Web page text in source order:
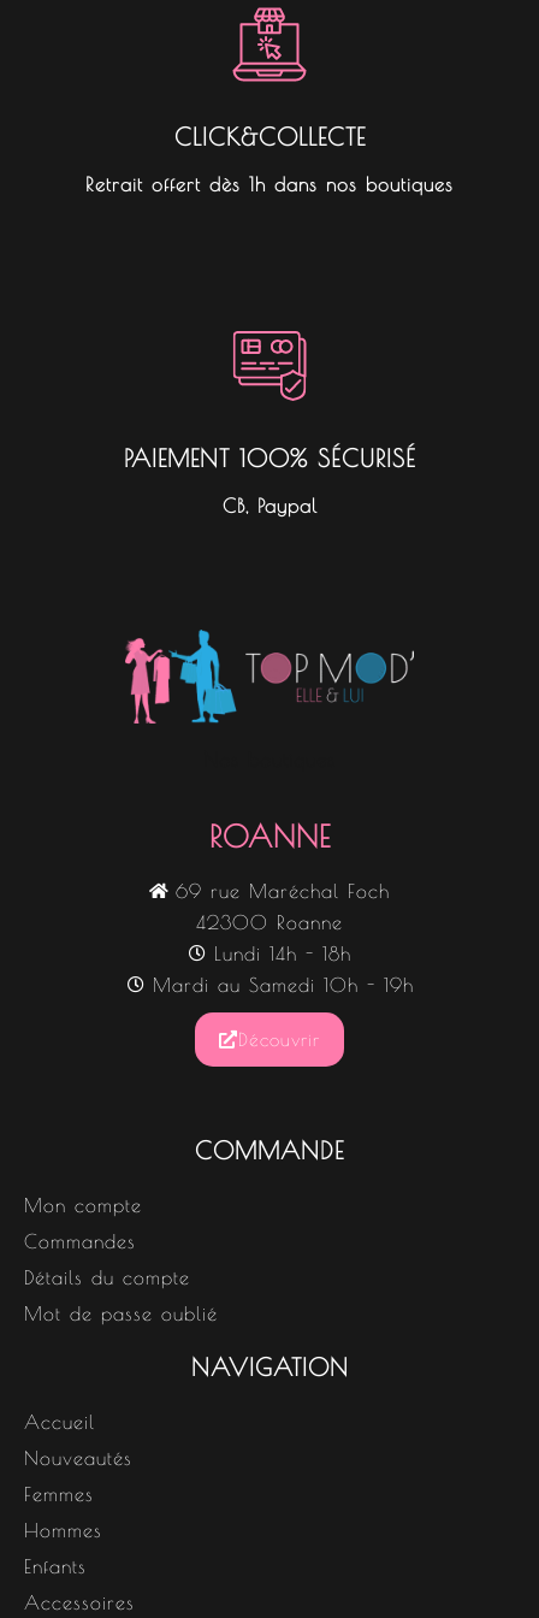
CLICK&COLLECTE
Retrait offert dès 1h dans nos boutiques
PAIEMENT 100% SÉCURISÉ
CB, Paypal
ROANNE
69 rue Maréchal Foch
42300 Roanne
Lundi 14h - 18h
Mardi au Samedi 10h - 19h
Découvrir
COMMANDE
Mon compte
Commandes
Détails du compte
Mot de passe oublié
NAVIGATION
Accueil
Nouveautés
Femmes
Hommes
Enfants
Accessoires